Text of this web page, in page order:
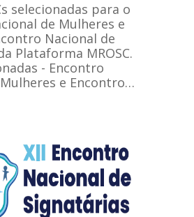
selecionadas para o
de Mulheres e
Nacional de
Plataforma MROSC.
- Encontro
e Encontro…